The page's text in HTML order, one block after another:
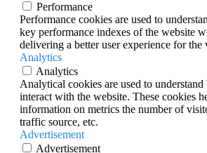
Performance
Performance cookies are used to
key performance indexes of the website
delivering a better user experience for the
Analytics
Analytics
Analytical cookies are used to
interact with the website. These cookies
information on metrics the number of
traffic source, etc.
Advertisement
Advertisement